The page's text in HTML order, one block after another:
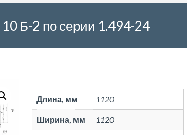
Б-2 по серии 1.494-24
Длина, мм 1120
Ширина, мм 1120